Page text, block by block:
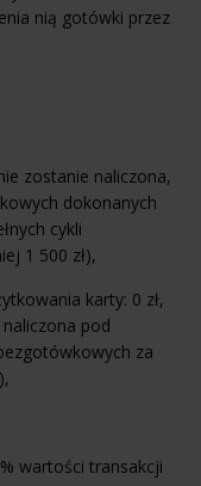
nią gotówki przez
zostanie naliczona,
dokonanych
cykli
1 500 zł),
karty: 0 zł,
pod
za
wartości transakcji